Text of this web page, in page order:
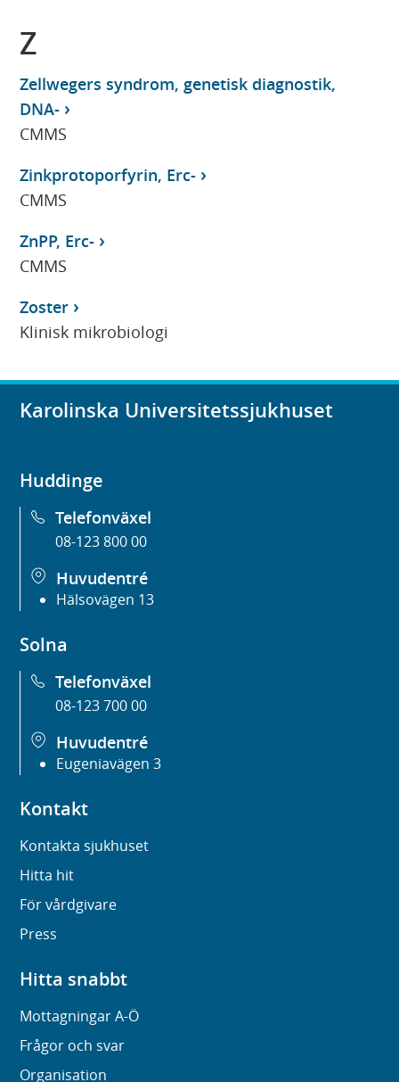
Z
Zellwegers syndrom, genetisk diagnostik,
DNA-
CMMS
Zinkprotoporfyrin, Erc-
CMMS
ZnPP, Erc-
CMMS
Zoster
Klinisk mikrobiologi
Karolinska Universitetssjukhuset
Huddinge
Telefonväxel
08-123 800 00
Huvudentré
Hälsovägen 13
Solna
Telefonväxel
08-123 700 00
Huvudentré
Eugeniavägen 3
Kontakt
Kontakta sjukhuset
Hitta hit
För vårdgivare
Press
Hitta snabbt
Mottagningar A-Ö
Frågor och svar
Organisation